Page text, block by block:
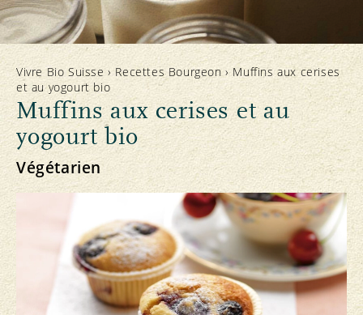
ES
Vivre Bio Suisse › Recettes Bourgeon› Muffins aux cerises
et au yogourt bio
Muffins aux cerises et au
yogourt bio
Végétarien